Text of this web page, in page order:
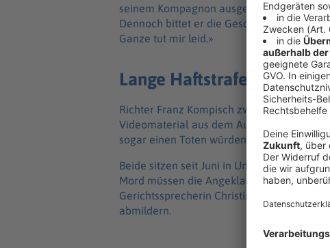
seinem Kompagnon ausgegangen, der
Dennoch bittet er die Geschädigten um
Ganze tut mir leid.»
Lange Haftstrafen drohen
Richter Franz Kompisch zweifelt die
Videomaterial aus dem Auto vorspielen.
sogar einen Toten würden sie in Kauf
Beide sitzen seit Juni in
Mord müssen die Angeklagten mit einer
Gerichtssprecherin Christina Edinger. Die
abmildern.